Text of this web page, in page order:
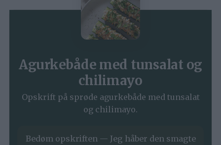
Agurkebåde med tunsalat og
chilimayo
Opskrift på sprøde agurkebåde med tunsalat
og chilimayo.
Bedøm opskriften — Jeg håber den smagte